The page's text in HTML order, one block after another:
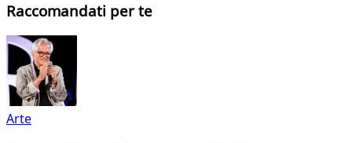
Raccomandati per te
Arte